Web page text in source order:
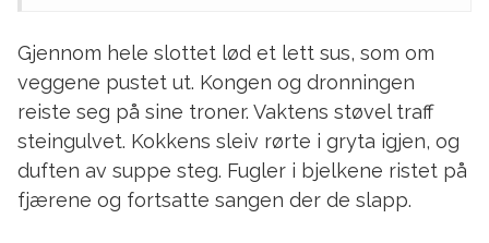
Gjennom hele slottet lød et lett sus, som om
veggene pustet ut. Kongen og dronningen
reiste seg på sine troner. Vaktens støvel traff
steingulvet. Kokkens sleiv rørte i gryta igjen, og
duften av suppe steg. Fugler i bjelkene ristet på
fjærene og fortsatte sangen der de slapp.